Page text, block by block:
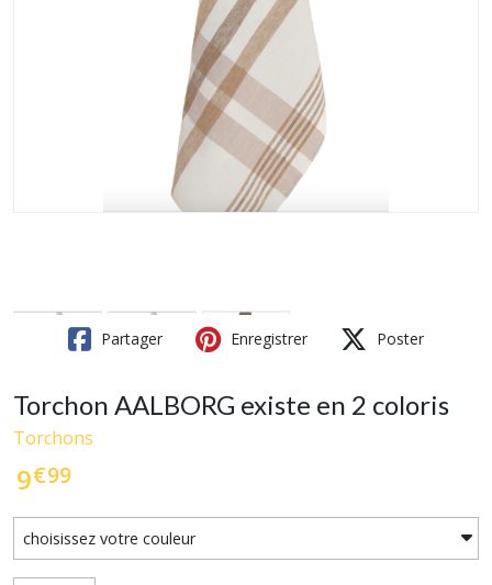
Partager Enregistrer Poster
Torchon AALBORG existe en 2 coloris
Torchons
9€99